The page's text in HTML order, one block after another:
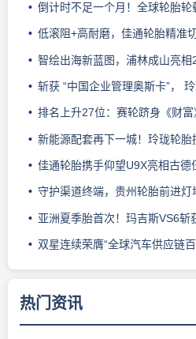
倒计时不足一个月！全球轮胎轮
低滚阻+高耐磨，佳通轮胎精准
智绘出海新蓝图，浦林成山亮
斩获 “中国企业管理奥斯卡”，
排名上升27位：赛轮跻身《财富
新能源配套再下一城！玲珑轮
佳通轮胎携手仰望U9X亮相古德伍
守护渠道终端，贵州轮胎前进灯塔
亚洲夏季胎首次！玛吉斯VS6斩
双星连续荣膺“全球汽车供应链
热门资讯